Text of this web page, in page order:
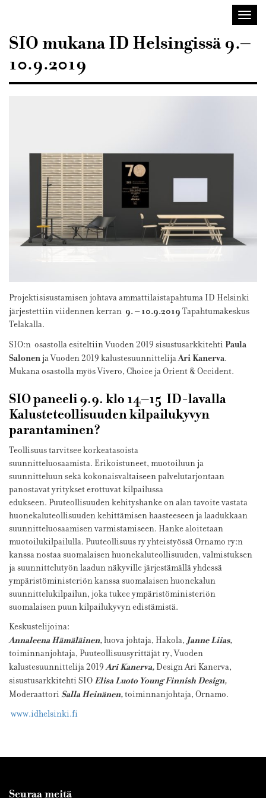
SIO mukana ID Helsingissä 9.–
10.9.2019
Projektisisustamisen johtava ammattilaistapahtuma ID Helsinki
järjestettiin viidennen kerran 9. – 10.9.2019 Tapahtumakeskus
Telakalla.
SIO:n osastolla esiteltiin Vuoden 2019 sisustusarkkitehti Paula
Salonenja Vuoden 2019 kalustesuunnittelijaAri Kanerva.
Mukana osastolla myös Vivero, Choice ja Orient & Occident.
SIO paneeli9.9. klo 14–15 ID-lavalla
Kalusteteollisuuden kilpailukyvyn
parantaminen?
Teollisuus tarvitsee korkeatasoista
suunnitteluosaamista. Erikoistuneet, muotoiluun ja
suunnitteluun sekä kokonaisvaltaiseen palvelutarjontaan
panostavat yritykset erottuvat kilpailussa
edukseen. Puuteollisuuden kehityshanke on alan tavoite vastata
huonekaluteollisuuden kehittämisen haasteeseen ja laadukkaan
suunnitteluosaamisen varmistamiseen. Hanke aloitetaan
muotoilukilpailulla. Puuteollisuus ry yhteistyössä Ornamo ry:n
kanssanostaa suomalaisen huonekaluteollisuuden, valmistuksen
ja suunnittelutyön laadun näkyville järjestämällä yhdessä
ympäristöministeriön kanssa suomalaisen huonekalun
suunnittelukilpailun, jokatukee ympäristöministeriön
suomalaisen puun kilpailukyvyn edistämistä.
Keskustelijoina:
Annaleena Hämäläinen,luova johtaja, Hakola,Janne Liias,
toiminnanjohtaja, Puuteollisuusyrittäjät ry, Vuoden
kalustesuunnittelija 2019Ari Kanerva, Design Ari Kanerva,
sisustusarkkitehti SIO Elisa Luoto Young Finnish Design,
Moderaattori Salla Heinänen,toiminnanjohtaja, Ornamo.
www.idhelsinki.fi
Seuraa meitä